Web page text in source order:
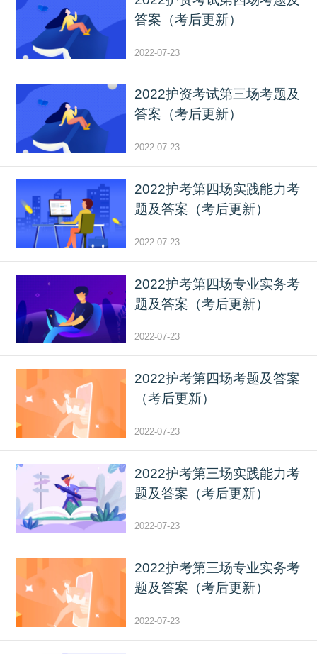
答案（考后更新）
2022-07-23
2022护资考试第三场考题及
答案（考后更新）
2022-07-23
2022护考第四场实践能力考
题及答案（考后更新）
2022-07-23
2022护考第四场专业实务考
题及答案（考后更新）
2022-07-23
2022护考第四场考题及答案
（考后更新）
2022-07-23
2022护考第三场实践能力考
题及答案（考后更新）
2022-07-23
2022护考第三场专业实务考
题及答案（考后更新）
2022-07-23